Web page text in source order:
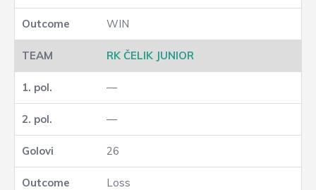
WIN
RK ČELIK JUNIOR
—
—
26
Loss